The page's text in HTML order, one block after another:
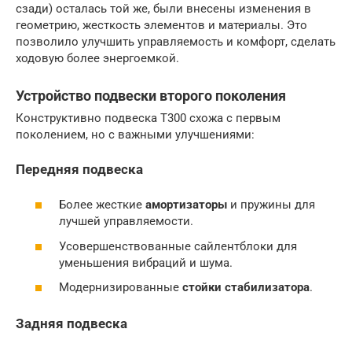
сзади) осталась той же, были внесены изменения в
геометрию, жесткость элементов и материалы. Это
позволило улучшить управляемость и комфорт, сделать
ходовую более энергоемкой.
Устройство подвески второго поколения
Конструктивно подвеска T300 схожа с первым
поколением, но с важными улучшениями:
Передняя подвеска
Более жесткие амортизаторы и пружины для
лучшей управляемости.
Усовершенствованные сайлентблоки для
уменьшения вибраций и шума.
Модернизированные стойки стабилизатора.
Задняя подвеска